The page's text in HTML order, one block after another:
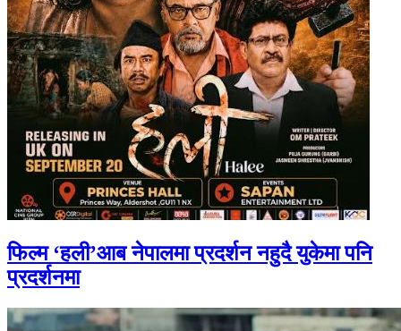
फिल्म ‘हली’आब नेपालमा प्रदर्शन नहुदै युकेमा पनि
प्रदर्शनमा